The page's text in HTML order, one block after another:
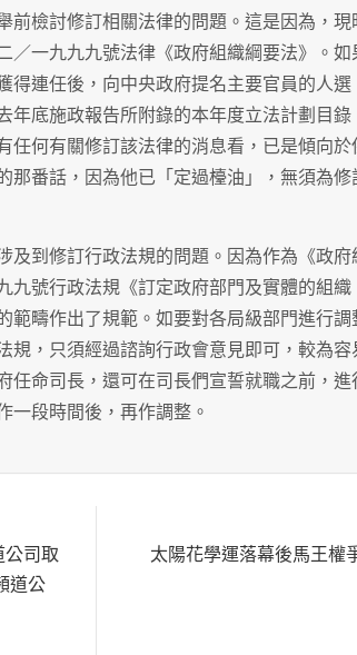
前檢討修訂相關法律的問題。這是因為，
／一九九九號法律《政府組織綱要法》。如
得連任後，向中央政府提名主要官員的人
年底施政報告所附錄的本年度立法計劃目
任何有關修訂該法律的消息看，已是傾向
那番話，因為他已「定過檯油」，無須為修
及到修訂行政法規的問題。因為作為《政府
九號行政法規《訂定政府部門及實體的組織
範疇作出了規範。如要對各局級部門進行
規，只須經過諮詢行政會意見即可，較為
任命司長，還可在司長們宣誓就職之前，進
一段時間後，再作調整。
公司取
道公
太陽花學運落幕後馬王權